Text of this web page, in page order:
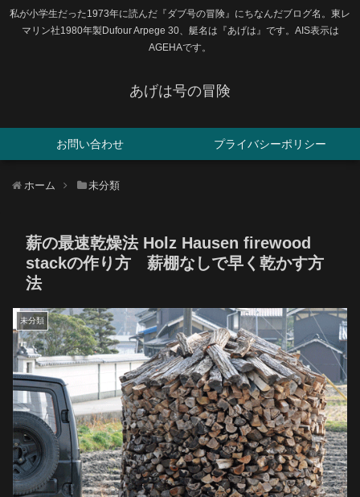
私が小学生だった1973年に読んだ『ダブ号の冒険』にちなんだブログ名。東レ
マリン社1980年製Dufour Arpege 30、艇名は『あげは』です。AIS表示は
AGEHAです。
あげは号の冒険
お問い合わせ プライバシーポリシー
ホーム 未分類
薪の最速乾燥法 Holz Hausen firewood
stackの作り方 薪棚なしで早く乾かす方
法
未分類